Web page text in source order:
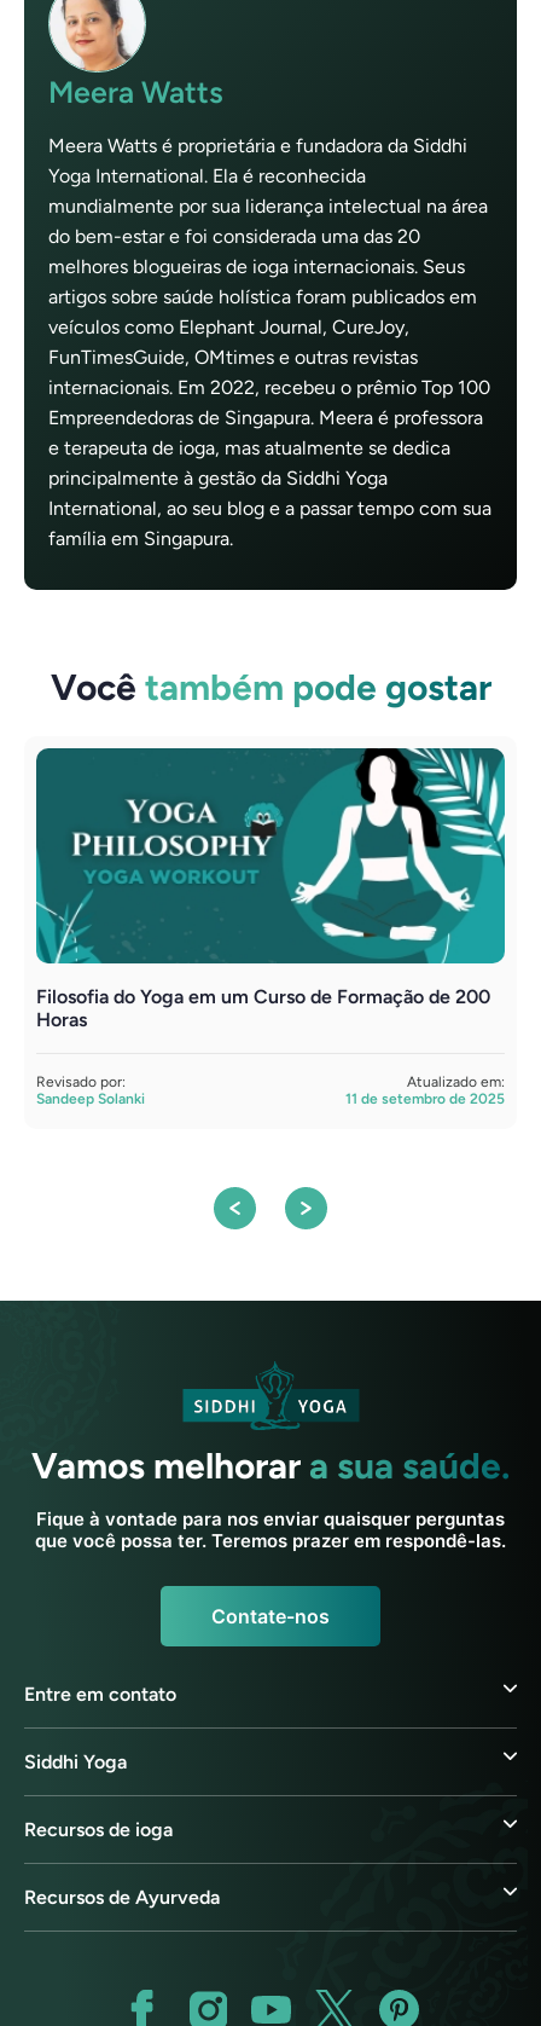
Meera Watts
Meera Watts é proprietária e fundadora da Siddhi
Yoga International. Ela é reconhecida
mundialmente por sua liderança intelectual na área
do bem-estar e foi considerada uma das 20
melhores blogueiras de ioga internacionais. Seus
artigos sobre saúde holística foram publicados em
veículos como Elephant Journal, CureJoy,
FunTimesGuide, OMtimes e outras revistas
internacionais. Em 2022, recebeu o prêmio Top 100
Empreendedoras de Singapura. Meera é professora
e terapeuta de ioga, mas atualmente se dedica
principalmente à gestão da Siddhi Yoga
International, ao seu blog e a passar tempo com sua
família em Singapura.
Você também pode gostar
Filosofia do Yoga em um Curso de Formação de 200
Horas
Revisado por:
Sandeep Solanki
Atualizado em:
11 de setembro de 2025
Vamos melhorar a sua saúde.
Fique à vontade para nos enviar quaisquer perguntas
que você possa ter. Teremos prazer em respondê-las.
Contate-nos
Entre em contato
Siddhi Yoga
Recursos de ioga
Recursos de Ayurveda